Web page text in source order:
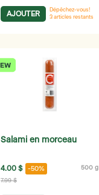
AJOUTER
Dépêchez-vous!
3 articles restants
Salami en morceau
4.00 $ -50% 500 g
7.99 $